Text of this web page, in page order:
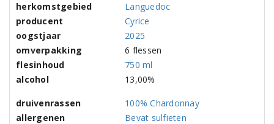
herkomstgebied
Languedoc
producent
Cyrice
oogstjaar
2025
omverpakking
6 flessen
flesinhoud
750 ml
alcohol
13,00%
druivenrassen
100% Chardonnay
allergenen
Bevat sulfieten